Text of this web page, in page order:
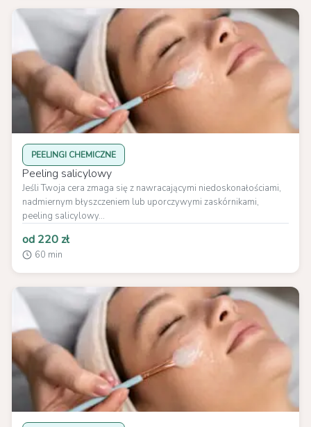
PEELINGI CHEMICZNE
Peeling salicylowy
Jeśli Twoja cera zmaga się z nawracającymi niedoskonałościami,
nadmiernym błyszczeniem lub uporczywymi zaskórnikami,
peeling salicylowy...
od 220 zł
60 min